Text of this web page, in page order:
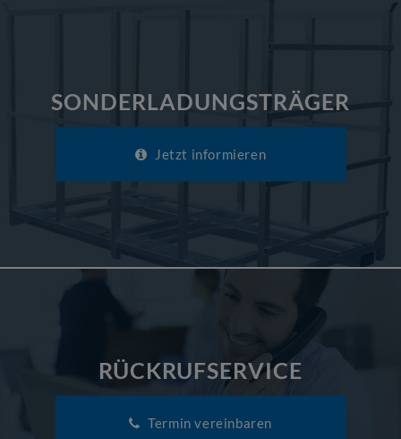
SONDERLADUNGSTRÄGER
Jetzt informieren
RÜCKRUFSERVICE
Termin vereinbaren